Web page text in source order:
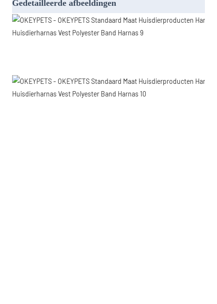
Gedetailleerde afbeeldingen